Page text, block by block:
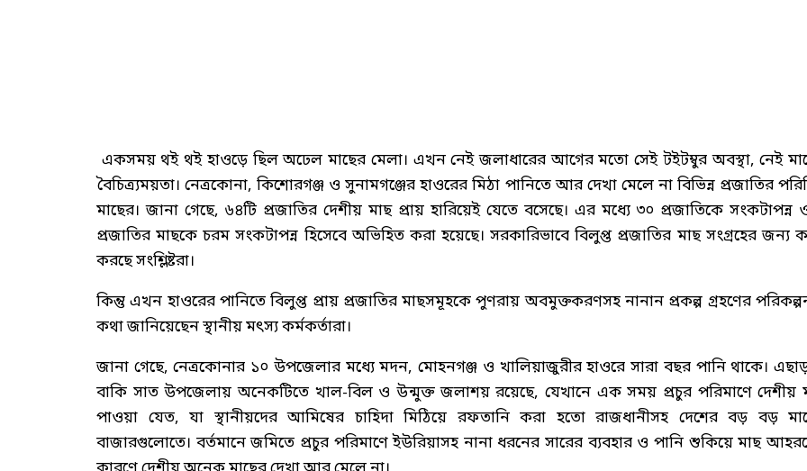
একসময় থই থই হাওড়ে ছিল অঢেল মাছের মেলা। এখন নেই জলাধারের আগের মতো সেই টইটম্বুর অবস্থা, নেই
বৈচিত্র্যময়তা। নেত্রকোনা, কিশোরগঞ্জ ও সুনামগঞ্জের হাওরের মিঠা পানিতে আর দেখা মেলে না বিভিন্ন প্রজাতির
মাছের। জানা গেছে, ৬৪টি প্রজাতির দেশীয় মাছ প্রায় হারিয়েই যেতে বসেছে। এর মধ্যে ৩০ প্রজাতিকে সংকটাপন্ন
প্রজাতির মাছকে চরম সংকটাপন্ন হিসেবে অভিহিত করা হয়েছে। সরকারিভাবে বিলুপ্ত প্রজাতির মাছ সংগ্রহের জন্য
করছে সংশ্লিষ্টরা।
কিন্তু এখন হাওরের পানিতে বিলুপ্ত প্রায় প্রজাতির মাছসমূহকে পুণরায় অবমুক্তকরণসহ নানান প্রকল্প গ্রহণের
কথা জানিয়েছেন স্থানীয় মৎস্য কর্মকর্তারা।
জানা গেছে, নেত্রকোনার ১০ উপজেলার মধ্যে মদন, মোহনগঞ্জ ও খালিয়াজুরীর হাওরে সারা বছর পানি থাকে।
বাকি সাত উপজেলায় অনেকটিতে খাল-বিল ও উন্মুক্ত জলাশয় রয়েছে, যেখানে এক সময় প্রচুর পরিমাণে দেশীয়
পাওয়া যেত, যা স্থানীয়দের আমিষের চাহিদা মিঠিয়ে রফতানি করা হতো রাজধানীসহ দেশের বড় বড়
বাজারগুলোতে। বর্তমানে জমিতে প্রচুর পরিমাণে ইউরিয়াসহ নানা ধরনের সারের ব্যবহার ও পানি শুকিয়ে মাছ